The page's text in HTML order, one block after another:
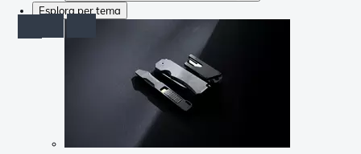
Esplora per tema